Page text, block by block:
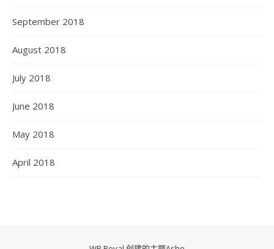
September 2018
August 2018
July 2018
June 2018
May 2018
April 2018